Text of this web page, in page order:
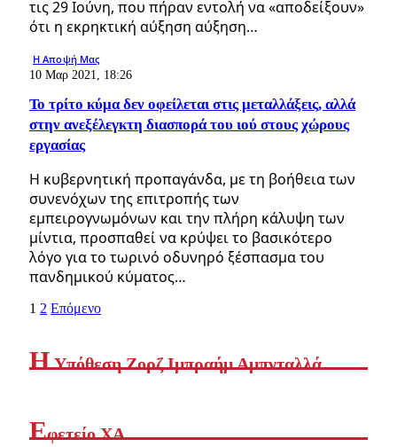
τις 29 Ιούνη, που πήραν εντολή να «αποδείξουν»
ότι η εκρηκτική αύξηση αύξηση…
Η Αποψή Μας
10 Μαρ 2021, 18:26
Το τρίτο κύμα δεν οφείλεται στις μεταλλάξεις, αλλά
στην ανεξέλεγκτη διασπορά του ιού στους χώρους
εργασίας
Η κυβερνητική προπαγάνδα, με τη βοήθεια των
συνενόχων της επιτροπής των
εμπειρογνωμόνων και την πλήρη κάλυψη των
μίντια, προσπαθεί να κρύψει το βασικότερο
λόγο για το τωρινό οδυνηρό ξέσπασμα του
πανδημικού κύματος…
1 2 Επόμενο
ΗYπόθεση Ζορζ Ιμπραήμ Αμπνταλλά
Εφετείο ΧΑ